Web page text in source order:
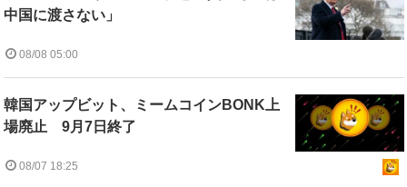
中国に渡さない」
08/08 05:00
韓国アップビット、ミームコインBONK上
場廃止 9月7日終了
08/07 18:25